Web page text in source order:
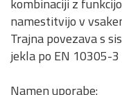
namestitvijo v
Trajna povezava s
jekla po EN 10305-
Namen uporabe: